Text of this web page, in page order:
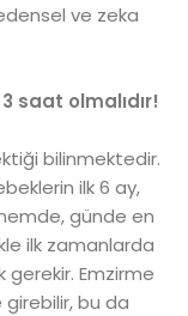
ve zeka
saat olmalıdır!
bilinmektedir.
ilk 6 ay,
günde en
ilk zamanlarda
gerekir. Emzirme
bu da